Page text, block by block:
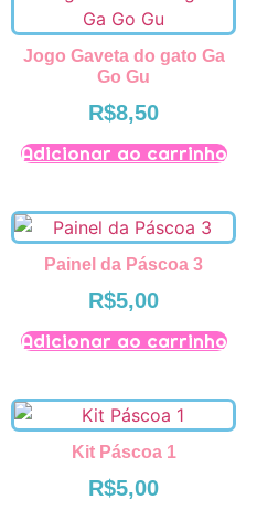
Jogo Gaveta do gato Ga
Go Gu
R$8,50
Adicionar ao carrinho
Painel da Páscoa 3
R$5,00
Adicionar ao carrinho
Kit Páscoa 1
R$5,00